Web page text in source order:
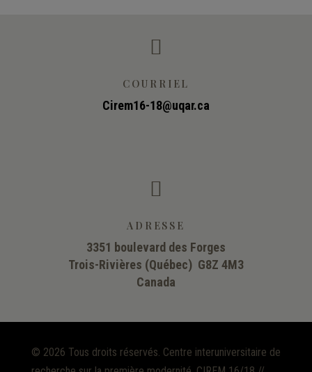

COURRIEL
Cirem16-18@uqar.ca

ADRESSE
3351 boulevard des Forges
Trois-Rivières (Québec) G8Z 4M3
Canada
© 2026 Tous droits réservés. Centre interuniversitaire de